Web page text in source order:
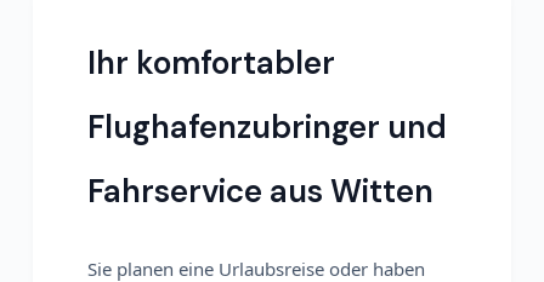
Ihr komfortabler
Flughafenzubringer und
Fahrservice aus Witten
Sie planen eine Urlaubsreise oder haben